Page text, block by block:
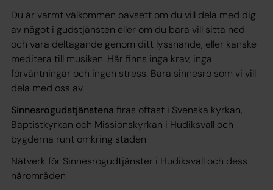
Du är varmt välkommen oavsett om du vill dela med dig
av något i gudstjänsten eller om du bara vill sitta ned
och vara deltagande genom ditt lyssnande, eller kanske
meditera till musiken. Här finns inga krav, inga
förväntningar och ingen stress. Bara sinnesro som vi vill
dela med oss av.
Sinnesrogudstjänstena firas oftast i Svenska kyrkan,
Baptistkyrkan och Missionskyrkan i Hudiksvall och
bygderna runt omkring staden
Nätverk för Sinnesrogudtjänster i Hudiksvall och dess
närområden